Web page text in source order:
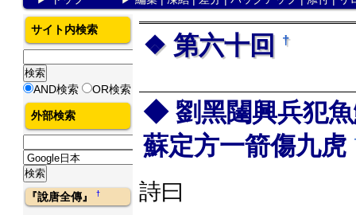
第六十回 †
劉黑闥興兵犯
蘇定方一箭傷九虎
詩曰
サイト内検索
AND検索 OR検索
外部検索
『說唐全傳』†